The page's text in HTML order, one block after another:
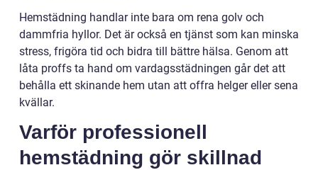
Hemstädning handlar inte bara om rena golv och
dammfria hyllor. Det är också en tjänst som kan minska
stress, frigöra tid och bidra till bättre hälsa. Genom att
låta proffs ta hand om vardagsstädningen går det att
behålla ett skinande hem utan att offra helger eller sena
kvällar.
Varför professionell
hemstädning gör skillnad